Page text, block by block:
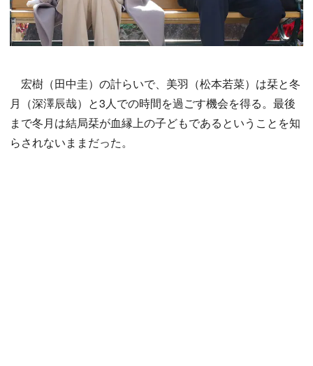
宏樹（田中圭）の計らいで、美羽（松本若菜）は栞と冬
月（深澤辰哉）と3人での時間を過ごす機会を得る。最後
まで冬月は結局栞が血縁上の子どもであるということを知
らされないままだった。